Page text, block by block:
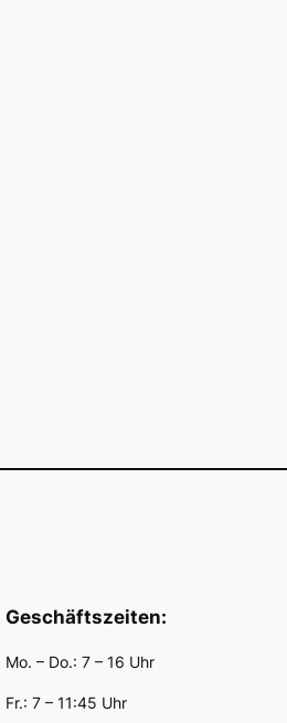
Geschäftszeiten:
Mo. – Do.: 7 – 16 Uhr
Fr.: 7 – 11:45 Uhr